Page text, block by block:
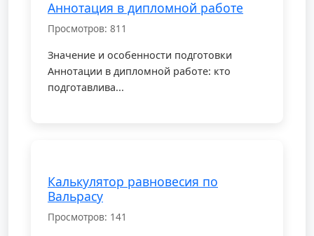
Аннотация в дипломной работе
Просмотров: 811
Значение и особенности подготовки
Аннотации в дипломной работе: кто
подготавлива...
Калькулятор равновесия по
Вальрасу
Просмотров: 141